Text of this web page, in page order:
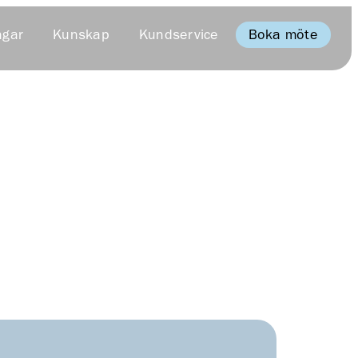
Kunskap Kundservice Boka möte